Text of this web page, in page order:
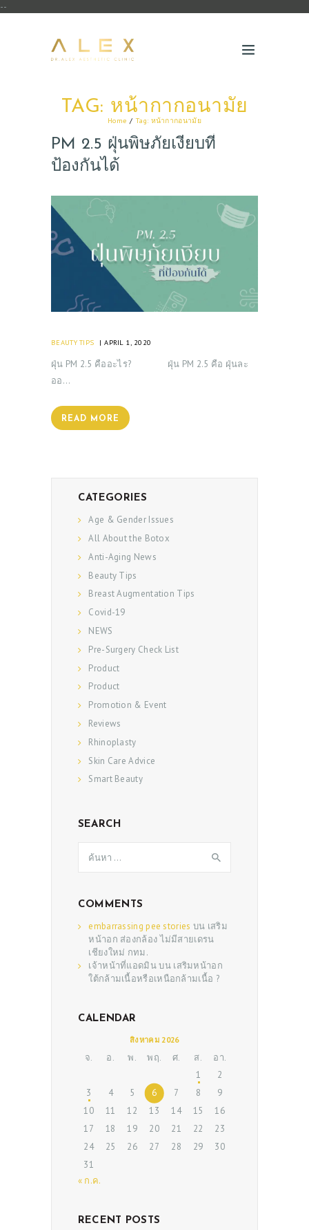
--
TAG: หน้ากากอนามัย
Home Tag: หน้ากากอนามัย
BEAUTY TIPS
PATIENT REVIEWS
PRE & POST CAUTIONS
CONSULT & RESERVATION
PM 2.5 ฝุ่นพิษภัยเงียบที่
ป้องกันได้
BEAUTY TIPS APRIL 1, 2020
ฝุ่น PM 2.5 คืออะไร? ฝุ่น PM 2.5 คือ ฝุ่นละ
ออ…
READ MORE
CATEGORIES
Age & Gender Issues
All About the Botox
Anti-Aging News
Beauty Tips
Breast Augmentation Tips
Covid-19
NEWS
Pre-Surgery Check List
Product
Product
Promotion & Event
Reviews
Rhinoplasty
Skin Care Advice
Smart Beauty
SEARCH
สำหรับ:
COMMENTS
embarrassing pee stories บน เสริม
หน้าอก ส่องกล้อง ไม่มีสายเดรน
เชียงใหม่ กทม.
เจ้าหน้าที่แอดมินบน เสริมหน้าอก
ใต้กล้ามเนื้อหรือเหนือกล้ามเนื้อ ?
CALENDAR
สิงหาคม 2026
จ. อ. พ. พฤ. ศ. ส. อา.
1
2
3
4 5 6 7 8
9
10
11 12 13 14 15
16
17
18 19 20 21 22
23
24
25 26 27 28 29
30
31
« ก.ค.
RECENT POSTS